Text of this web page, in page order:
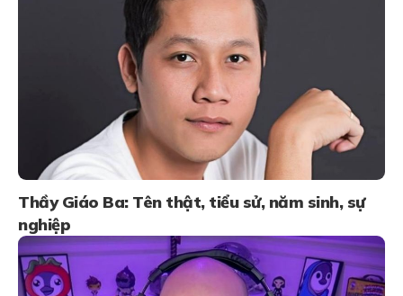
Thầy Giáo Ba: Tên thật, tiểu sử, năm sinh, sự
nghiệp